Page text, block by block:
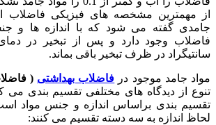
از مهمترین مشخصه های فیزیکی
جامدی گفته می شود که با اندازه ها و
سانتیگراد در ظرف تبخیر باقی بماند.
مواد جامد موجود در فاضلاب بهداشتی (
تنوع از دیدگاه های مختلفی تقسیم بندی می
تقسیم بندی براساس اندازه و جنس مواد
لحاظ اندازه به سه دسته تقسیم می کنند: